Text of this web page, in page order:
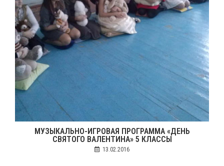
МУЗЫКАЛЬНО-ИГРОВАЯ ПРОГРАММА «ДЕНЬ
СВЯТОГО ВАЛЕНТИНА» 5 КЛАССЫ
13.02.2016